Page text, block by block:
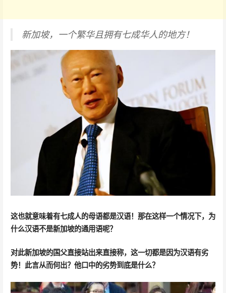
新加坡，一个繁华且拥有七成华人的地方！
这也就意味着有七成人的母语都是汉语！那在这样一个情况下，为
什么汉语不是新加坡的通用语呢？
对此新加坡的国父直接站出来直接称，这一切都是因为汉语有劣
势！此言从而何出？他口中的劣势到底是什么？